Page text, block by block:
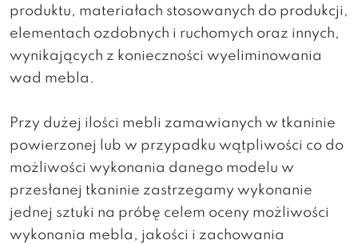
produktu, materiałach stosowanych do produkcji,
elementach ozdobnych i ruchomych oraz innych,
wynikających z konieczności wyeliminowania
wad mebla.
Przy dużej ilości mebli zamawianych w tkaninie
powierzonej lub w przypadku wątpliwości co do
możliwości wykonania danego modelu w
przesłanej tkaninie zastrzegamy wykonanie
jednej sztuki na próbę celem oceny możliwości
wykonania mebla, jakości i zachowania